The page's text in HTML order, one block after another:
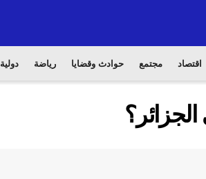
اقتصاد مجتمع حوادث وقضايا رياضة دولية